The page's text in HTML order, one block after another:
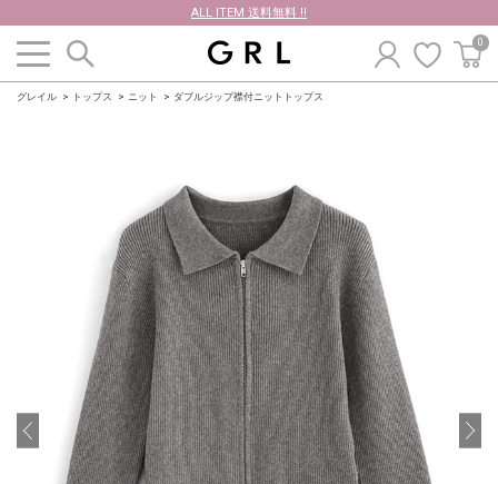
ALL ITEM 送料無料 !!
0
グレイル トップス ニット ダブルジップ襟付ニットトップス